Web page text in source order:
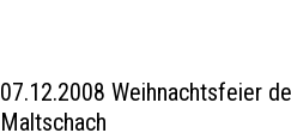
07.12.2008 Weihnachtsfeier
Maltschach